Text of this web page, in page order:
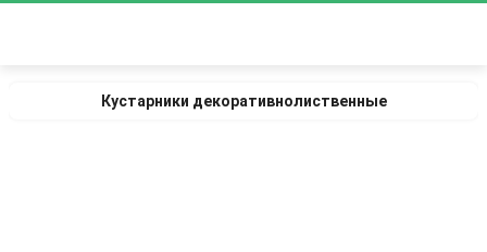
Кустарники декоративнолиственные